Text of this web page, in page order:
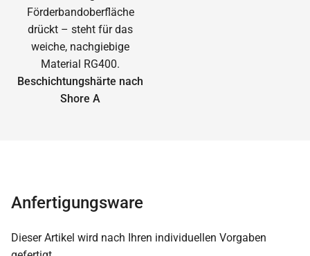
Beschichtungshärte nach
Shore A
Anfertigungsware
Dieser Artikel wird nach Ihren individuellen Vorgaben